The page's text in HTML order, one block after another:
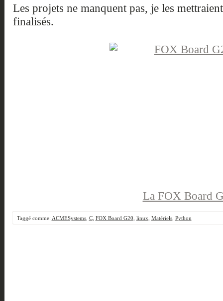
Les projets ne manquent pas, je les
finalisés.
La FOX Board
Taggé comme: ACMESystems, C, FOX Board G20, linux, Matériels, Python